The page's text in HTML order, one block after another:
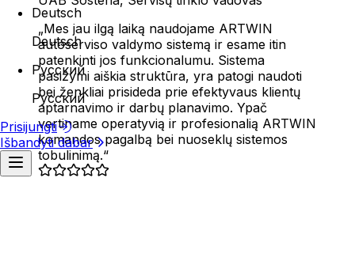
Sandėlio sekimas
Darbo jėga ir lokacijos
Padalinių valdymas
Darbo zonų valdymas
Darbuotojų valdymas
Vykdymas ir stebėsena
Darbo srauto valdymas
Gyvas serviso stebėjimas
Techninės priežiūros autoservisas
Profesionalus automobilių servisas, kurio specializacija –
Deutsch
Deutsch
Русский
Русский
Prisijungti
Išbandyti dabar
Mes jau ilgą laiką naudojame ARTWIN
autoserviso valdymo sistemą ir esame itin
patenkinti jos funkcionalumu. Sistema
pasižymi aiškia struktūra, yra patogi naudoti
bei ženkliai prisideda prie efektyvaus klientų
aptarnavimo ir darbų planavimo. Ypač
vertiname operatyvią ir profesionalią ARTWIN
komandos pagalbą bei nuoseklų sistemos
tobulinimą.